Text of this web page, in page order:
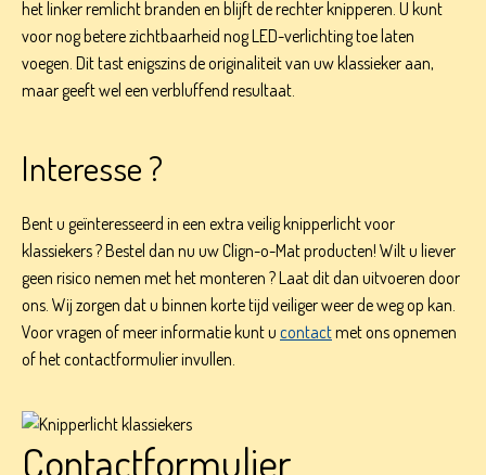
het linker remlicht branden en blijft de rechter knipperen. U kunt
voor nog betere zichtbaarheid nog LED-verlichting toe laten
voegen. Dit tast enigszins de originaliteit van uw klassieker aan,
maar geeft wel een verbluffend resultaat.
Interesse ?
Bent u geïnteresseerd in een extra veilig knipperlicht voor
klassiekers ? Bestel dan nu uw Clign-o-Mat producten! Wilt u liever
geen risico nemen met het monteren ? Laat dit dan uitvoeren door
ons. Wij zorgen dat u binnen korte tijd veiliger weer de weg op kan.
Voor vragen of meer informatie kunt u contactmet ons opnemen
of het contactformulier invullen.
Contactformulier